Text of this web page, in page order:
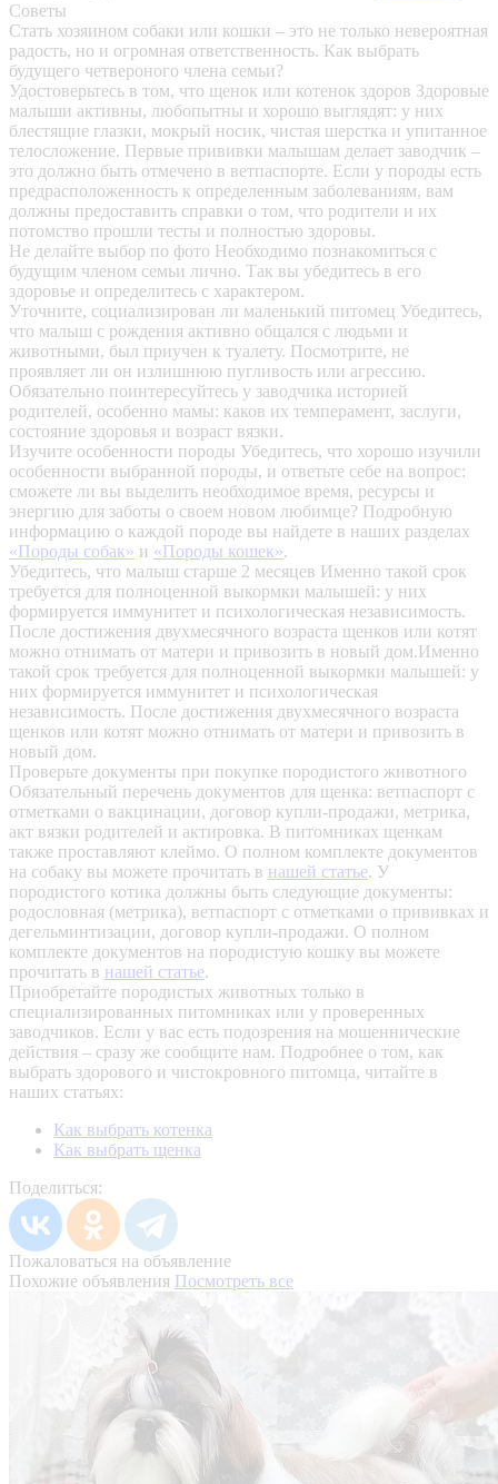
Советы
Стать хозяином собаки или кошки – это не только невероятная
радость, но и огромная ответственность. Как выбрать
будущего четвероного члена семьи?
Удостоверьтесь в том, что щенок или котенок здоров Здоровые
малыши активны, любопытны и хорошо выглядят: у них
блестящие глазки, мокрый носик, чистая шерстка и упитанное
телосложение. Первые прививки малышам делает заводчик –
это должно быть отмечено в ветпаспорте. Если у породы есть
предрасположенность к определенным заболеваниям, вам
должны предоставить справки о том, что родители и их
потомство прошли тесты и полностью здоровы.
Не делайте выбор по фото Необходимо познакомиться с
будущим членом семьи лично. Так вы убедитесь в его
здоровье и определитесь с характером.
Уточните, социализирован ли маленький питомец Убедитесь,
что малыш с рождения активно общался с людьми и
животными, был приучен к туалету. Посмотрите, не
проявляет ли он излишнюю пугливость или агрессию.
Обязательно поинтересуйтесь у заводчика историей
родителей, особенно мамы: каков их темперамент, заслуги,
состояние здоровья и возраст вязки.
Изучите особенности породы Убедитесь, что хорошо изучили
особенности выбранной породы, и ответьте себе на вопрос:
сможете ли вы выделить необходимое время, ресурсы и
энергию для заботы о своем новом любимце? Подробную
информацию о каждой породе вы найдете в наших разделах
«Породы собак» и «Породы кошек».
Убедитесь, что малыш старше 2 месяцев Именно такой срок
требуется для полноценной выкормки малышей: у них
формируется иммунитет и психологическая независимость.
После достижения двухмесячного возраста щенков или котят
можно отнимать от матери и привозить в новый дом.Именно
такой срок требуется для полноценной выкормки малышей: у
них формируется иммунитет и психологическая
независимость. После достижения двухмесячного возраста
щенков или котят можно отнимать от матери и привозить в
новый дом.
Проверьте документы при покупке породистого животного
Обязательный перечень документов для щенка: ветпаспорт с
отметками о вакцинации, договор купли-продажи, метрика,
акт вязки родителей и актировка. В питомниках щенкам
также проставляют клеймо. О полном комплекте документов
на собаку вы можете прочитать в нашей статье. У
породистого котика должны быть следующие документы:
родословная (метрика), ветпаспорт с отметками о прививках и
дегельминтизации, договор купли-продажи. О полном
комплекте документов на породистую кошку вы можете
прочитать в нашей статье.
Приобретайте породистых животных только в
специализированных питомниках или у проверенных
заводчиков. Если у вас есть подозрения на мошеннические
действия – сразу же сообщите нам. Подробнее о том, как
выбрать здорового и чистокровного питомца, читайте в
наших статьях:
Как выбрать котенка
Как выбрать щенка
Поделиться:
Пожаловаться на объявление
Похожие объявления Посмотреть все